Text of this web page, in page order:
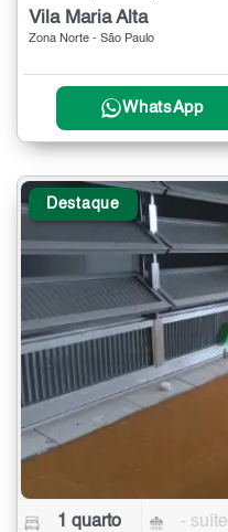
Vila Maria Alta
Zona Norte - São Paulo
WhatsApp
Destaque
1 quarto - suíte